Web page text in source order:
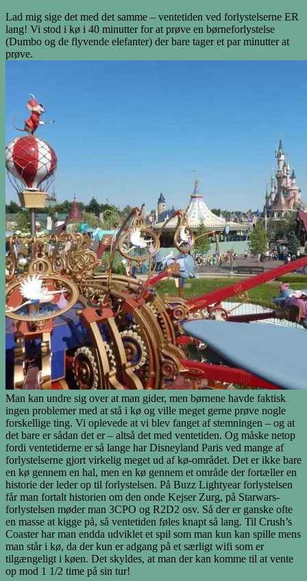
Lad mig sige det med det samme – ventetiden ved forlystelserne ER
lang! Vi stod i kø i 40 minutter for at prøve en børneforlystelse
(Dumbo og de flyvende elefanter) der bare tager et par minutter at
prøve.
Man kan undre sig over at man gider, men børnene havde faktisk
ingen problemer med at stå i kø og ville meget gerne prøve nogle
forskellige ting. Vi oplevede at vi blev fanget af stemningen – og at
det bare er sådan det er – altså det med ventetiden. Og måske netop
fordi ventetiderne er så lange har Disneyland Paris ved mange af
forlystelserne gjort virkelig meget ud af kø-området. Det er ikke bare
en kø gennem en hal, men en kø gennem et område der fortæller en
historie der leder op til forlystelsen. På Buzz Lightyear forlystelsen
får man fortalt historien om den onde Kejser Zurg, på Starwars-
forlystelsen møder man 3CPO og R2D2 osv. Så der er ganske ofte
en masse at kigge på, så ventetiden føles knapt så lang. Til Crush’s
Coaster har man endda udviklet et spil som man kun kan spille mens
man står i kø, da der kun er adgang på et særligt wifi som er
tilgængeligt i køen. Det skyldes, at man der kan komme til at vente
op mod 1 1/2 time på sin tur!